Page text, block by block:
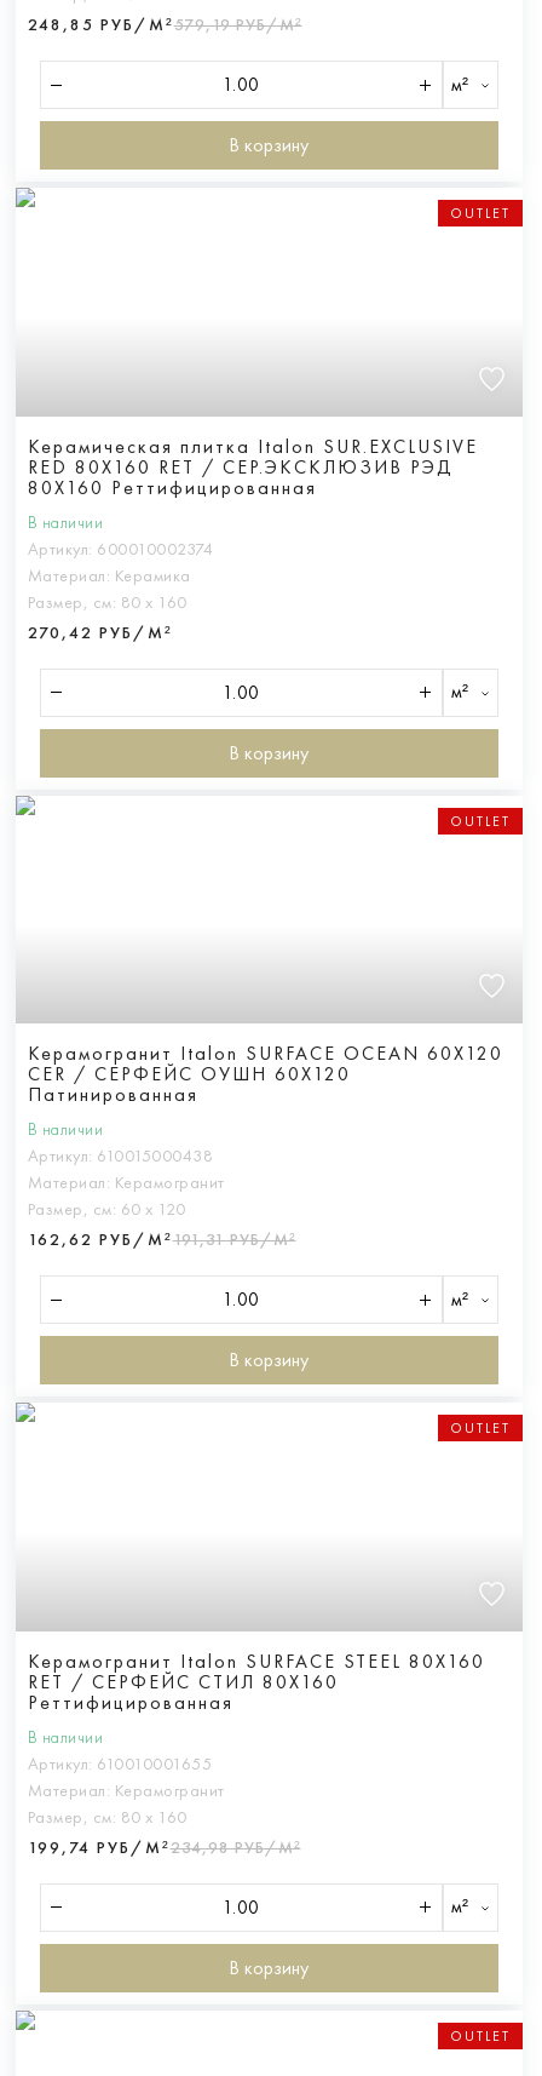
248,85 РУБ/М²579,19 РУБ/М²
м²
В корзину
OUTLET
Керамическая плитка Italon SUR.EXCLUSIVE
RED 80X160 RET / СЕР.ЭКСКЛЮЗИВ РЭД
80X160 Реттифицированная
В наличии
Артикул: 600010002374
Материал: Керамика
Размер, см: 80 х 160
270,42 РУБ/М²
м²
В корзину
OUTLET
Керамогранит Italon SURFACE OCEAN 60X120
CER / СЕРФЕЙС ОУШН 60X120
Патинированная
В наличии
Артикул: 610015000438
Материал: Керамогранит
Размер, см: 60 х 120
162,62 РУБ/М²191,31 РУБ/М²
м²
В корзину
OUTLET
Керамогранит Italon SURFACE STEEL 80X160
RET / СЕРФЕЙС СТИЛ 80X160
Реттифицированная
В наличии
Артикул: 610010001655
Материал: Керамогранит
Размер, см: 80 х 160
199,74 РУБ/М²234,98 РУБ/М²
м²
В корзину
OUTLET